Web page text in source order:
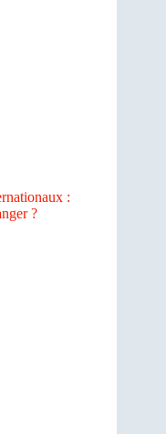
:
?